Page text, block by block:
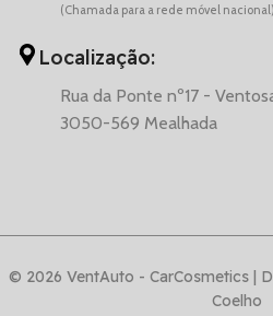
(Chamada para a rede móvel nacional)
Localização:
Rua da Ponte nº17 -
3050-569 Mealhada
© 2026 VentAuto - CarCosmetics |
Coelho